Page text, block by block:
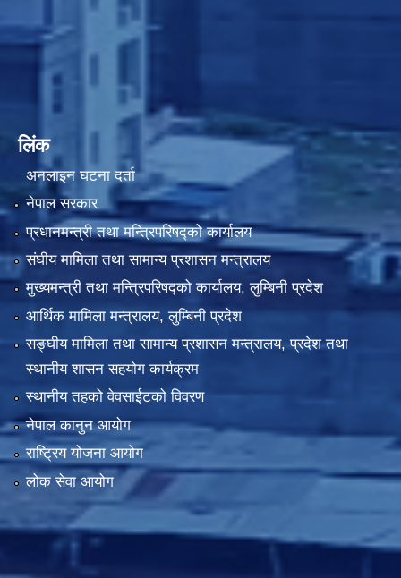
लिंक
अनलाइन घटना दर्ता
नेपाल सरकार
प्रधानमन्त्री तथा मन्त्रिपरिषद्को कार्यालय
संघीय मामिला तथा सामान्य प्रशासन मन्त्रालय
मुख्यमन्त्री तथा मन्त्रिपरिषद्को कार्यालय, लुम्बिनी प्रदेश
आर्थिक मामिला मन्त्रालय, लुम्बिनी प्रदेश
सङ्घीय मामिला तथा सामान्य प्रशासन मन्त्रालय, प्रदेश तथा
स्थानीय शासन सहयोग कार्यक्रम
स्थानीय तहको वेवसाईटको विवरण
नेपाल कानुन आयोग
राष्ट्रिय योजना आयोग
लोक सेवा आयोग